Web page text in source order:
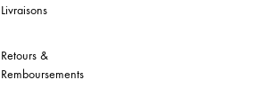
Livraisons
Retours &
Remboursements